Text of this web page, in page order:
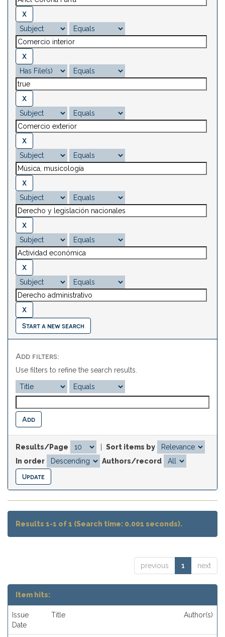
Start a new search
Add filters:
Use filters to refine the search results.
Results/Page
Sort items by
In order
Authors/record
Results 1-1 of 1 (Search time: 0.001 seconds).
previous 1 next
Item hits:
Issue
Date
Title Author(s)